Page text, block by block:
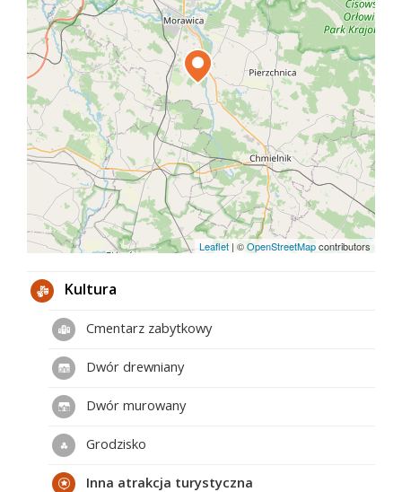
Pamiętaj, że na wizytę w Leśnym Zaciszu warto
zarezerwować sobie większą ilość czasu. Po
zwiedzaniu możesz tu odpocząć w zorganizowanej
w cieniu drzew strefie grillowej. Jeśli towarzyszą Ci
dzieciaki, z pewnością nie
oderwiesz ich łatwo od placu zabaw na świeżym
powietrzu.
Leaflet | ©OpenStreetMapcontributors
Kultura
Cmentarz zabytkowy
Dwór drewniany
Dwór murowany
Grodzisko
Inna atrakcja turystyczna